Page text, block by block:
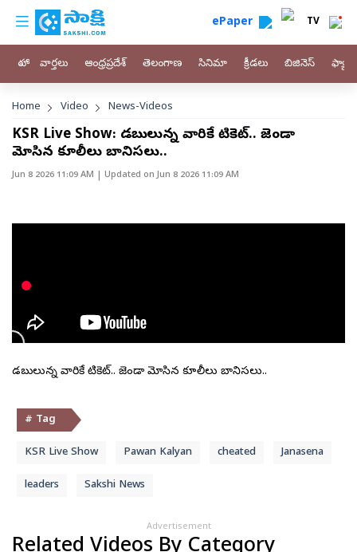
Skip to main content
custom menu ePaper TV
హోం వార్తలు ఆంధ్రప్రదేశ్ తెలంగాణ సినిమా క్రీడలు బిజినెస్
Breadcrumb
Home Video News-Videos
KSR Live Show: డబ్బులున్న వారికే టికెట్.. జెండా
మోసిన కూలీలు బానిసలు..
Jun 8 2026 11:09 AM | Updated onJun 8 2026 11:09 AM
డబ్బులున్న వారికే టికెట్.. జెండా మోసిన కూలీలు బానిసలు..
# Tag
KSR Live Show Pawan Kalyan cheated Janasena
leaders Sakshi News
Advertisement